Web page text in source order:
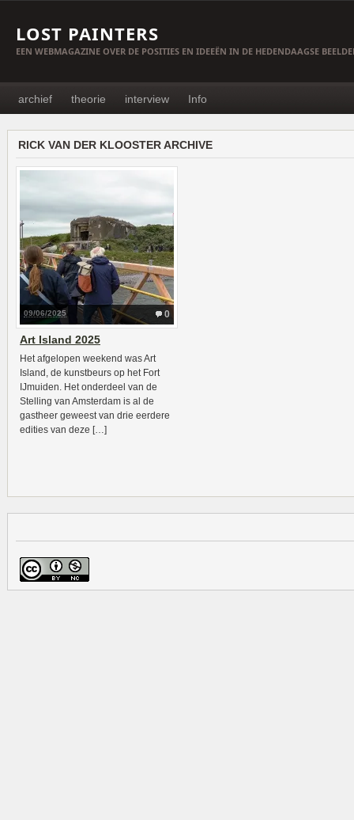
LOST PAINTERS
EEN WEBMAGAZINE OVER DE POSITIES EN IDEEËN IN DE HEDENDAAGSE
archief theorie interview Info
RICK VAN DER KLOOSTER ARCHIVE
0
09/06/2025
Art Island 2025
Het afgelopen weekend was Art
Island, de kunstbeurs op het Fort
IJmuiden. Het onderdeel van de
Stelling van Amsterdam is al de
gastheer geweest van drie eerdere
edities van deze […]